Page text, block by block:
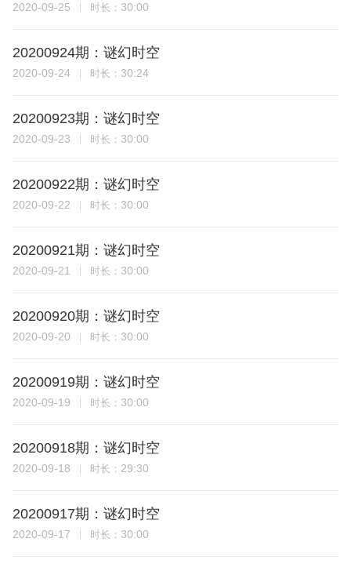
2020-09-25 时长： 30:00
20200924期：谜幻时空
2020-09-24 时长： 30:24
20200923期：谜幻时空
2020-09-23 时长： 30:00
20200922期：谜幻时空
2020-09-22 时长： 30:00
20200921期：谜幻时空
2020-09-21 时长： 30:00
20200920期：谜幻时空
2020-09-20 时长： 30:00
20200919期：谜幻时空
2020-09-19 时长： 30:00
20200918期：谜幻时空
2020-09-18 时长： 29:30
20200917期：谜幻时空
2020-09-17 时长： 30:00